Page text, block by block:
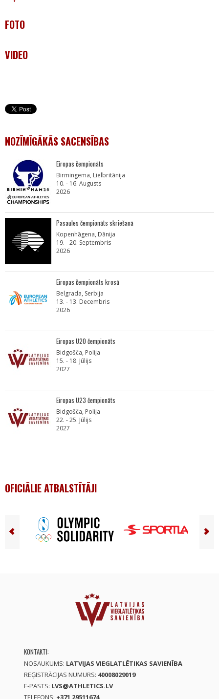
FOTO
VIDEO
NOZĪMĪGĀKĀS SACENSĪBAS
Eiropas čempionāts
Birmingema, Lielbritānija
10. - 16. Augusts
2026
Pasaules čempionāts skriešanā
Kopenhāgena, Dānija
19. - 20. Septembris
2026
Eiropas čempionāts krosā
Belgrada, Serbija
13. - 13. Decembris
2026
Eiropas U20 čempionāts
Bidgošča, Polija
15. - 18. Jūlijs
2027
Eiropas U23 čempionāts
Bidgošča, Polija
22. - 25. Jūlijs
2027
OFICIĀLIE ATBALSTĪTĀJI
KONTAKTI:
NOSAUKUMS: LATVIJAS VIEGLATLĒTIKAS SAVIENĪBA
REĢISTRĀCIJAS NUMURS: 40008029019
E-PASTS: LVS@ATHLETICS.LV
TELEFONS: +371 29511674